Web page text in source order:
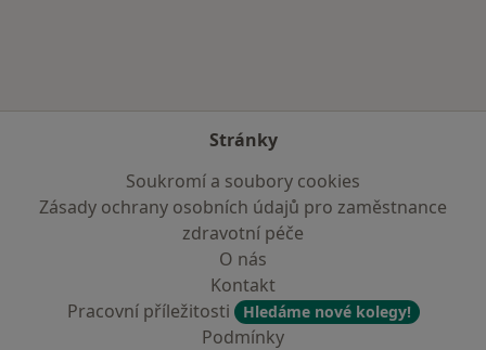
Stránky
Soukromí a soubory cookies
Zásady ochrany osobních údajů pro zaměstnance
zdravotní péče
O nás
Kontakt
Pracovní příležitosti
Hledáme nové kolegy!
Podmínky